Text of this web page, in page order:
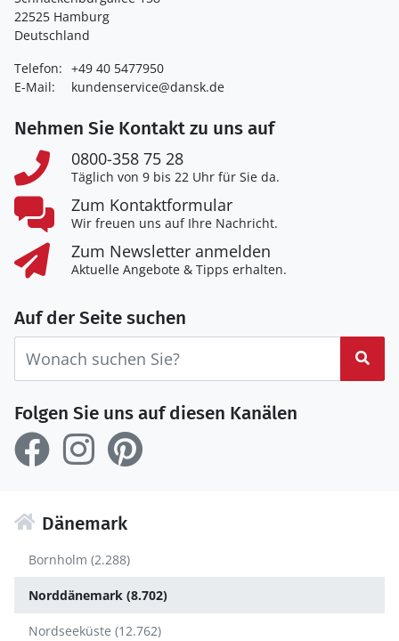
22525 Hamburg
Deutschland
Telefon: +49 40 5477950
E-Mail:
kundenservice@dansk.de
Nehmen Sie Kontakt zu uns auf
0800-358 75 28
Täglich von 9 bis 22 Uhr für Sie da.
Zum Kontaktformular
Wir freuen uns auf Ihre Nachricht.
Zum Newsletter anmelden
Aktuelle Angebote & Tipps erhalten.
Auf der Seite suchen
Folgen Sie uns auf diesen Kanälen
Dänemark
Bornholm (2.288)
Norddänemark (8.702)
Nordseeküste (12.762)